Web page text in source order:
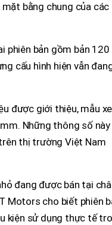
bằng chung của các
phiên bản gồm bản 120
cấu hình hiện vẫn
được giới thiệu, mẫu xe
Những thông số này
thị trường Việt Nam
đang được bán tại
Motors cho biết phiên
kiện sử dụng thực tế